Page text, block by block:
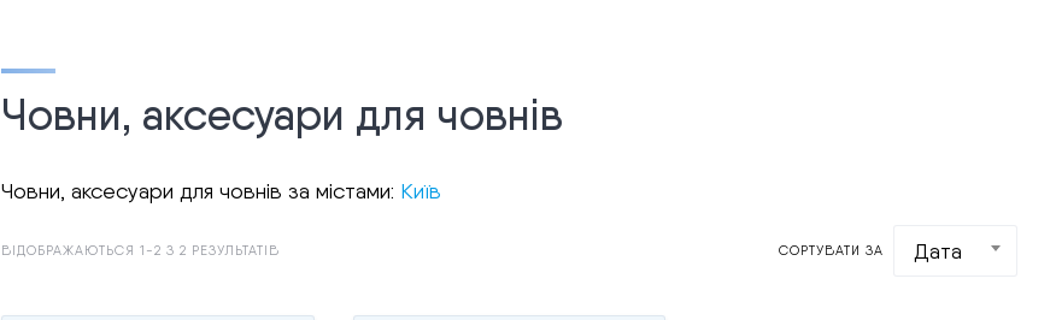
Човни, аксесуари для човнів
Човни, аксесуари для човнів за містами: Київ
ВІДОБРАЖАЮТЬСЯ 1-2 З 2 РЕЗУЛЬТАТІВ СОРТУВАТИ ЗА Дата